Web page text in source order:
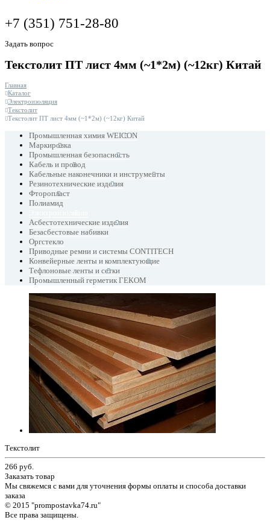
+7 (351) 751-28-80
Задать вопрос
Текстолит ПТ лист 4мм (~1*2м) (~12кг) Китай
Главная
Каталог
Электроизоляция
Текстолит
Текстолит ПТ лист 4мм (~1*2м) (~12кг) Китай
Промышленная химия WEICON
Маркировка
Промышленная безопасность
Кабель и провод
Кабельные наконечники и инструменты
Резинотехнические изделия
Фторопласт
Полиамид
Асбестотехнические изделия
Безасбестовые набивки
Оргстекло
Приводные ремни и системы CONTITECH
Конвейерные ленты и комплектующие
Тефлоновые ленты и сетки
Промышленный герметик ГЕКОМ
Текстолит
266 руб.
Заказать товар
Мы свяжемся с вами для уточнения формы оплаты и способа доставки
заказа
© 2015 "prompostavka74.ru"
Все права защищены.